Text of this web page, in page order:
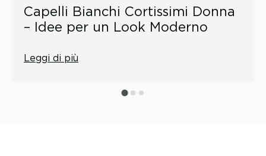
Capelli Bianchi Cortissimi Donna
– Idee per un Look Moderno
Leggi di più